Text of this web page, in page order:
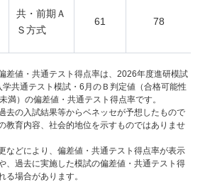
共・前期Ａ
Ｓ方式
61 78
値・共通テスト得点率は、2026年度進研模試
共通テスト模試・6月のＢ判定値（合格可能性
満）の偏差値・共通テスト得点率です。
の入試結果等からベネッセが予想したもので
教育内容、社会的地位を示すものではありませ
どにより、偏差値・共通テスト得点率が表示
、過去に実施した模試の偏差値・共通テスト得
る場合があります。